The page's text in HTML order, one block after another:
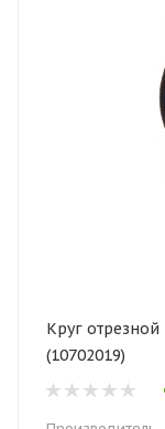
Круг
(10702019)